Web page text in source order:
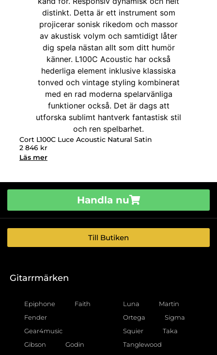
Cort L100C Luce Acoustic Natural Satin
2 846 kr
Läs mer
Handla nu
Till Butiken
Gitarrmärken
Epiphone
Faith
Fender
Gear4music
Gibson
Godin
Luna
Martin
Ortega
Sigma
Squier
Taka
Tanglewood